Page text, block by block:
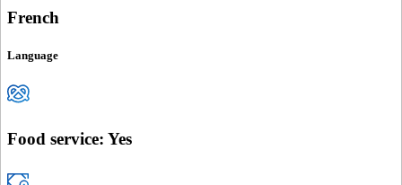
French
Language
Food service: Yes